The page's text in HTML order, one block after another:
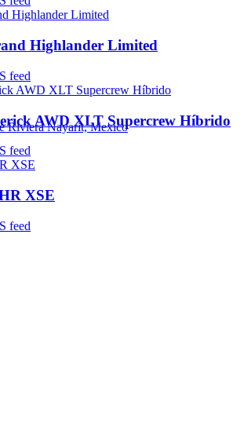
Highlander Limited
feed
AWD XLT Supercrew Híbrido
feed
XSE
feed